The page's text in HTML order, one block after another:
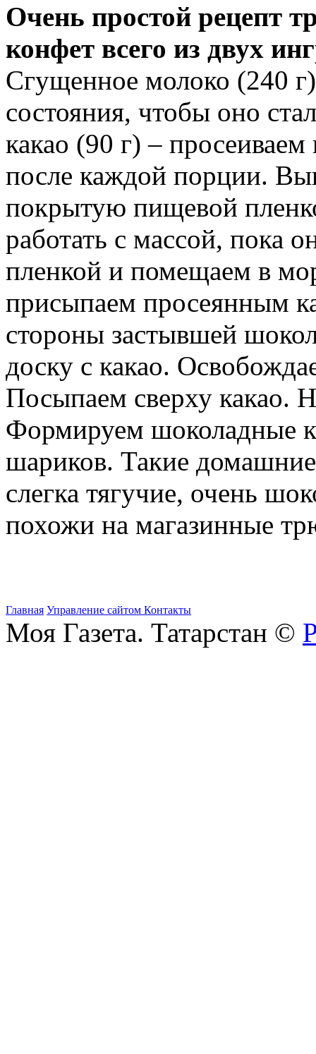
Очень простой рецепт
конфет всего из двух
Сгущенное молоко (240
состояния, чтобы оно
какао (90 г) –
после каждой порции.
покрытую пищевой
работать с массой, пока
пленкой и помещаем в
присыпаем просеянным
стороны застывшей
доску с какао.
Посыпаем сверху какао.
Формируем шоколадные
шариков. Такие
слегка тягучие, очень
похожи на магазинные
Главная Управление сайтом Контакты
Моя Газета. Татарстан ©